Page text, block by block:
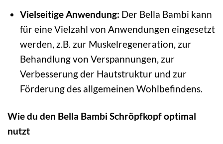
Vielseitige Anwendung: Der Bella Bambi kann
für eine Vielzahl von Anwendungen eingesetzt
werden, z.B. zur Muskelregeneration, zur
Behandlung von Verspannungen, zur
Verbesserung der Hautstruktur und zur
Förderung des allgemeinen Wohlbefindens.
Wie du den Bella Bambi Schröpfkopf optimal
nutzt